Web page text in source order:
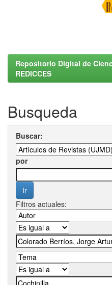
Repositorio Digital de
REDICCES
Busqueda
Buscar:
por
Filtros actuales: